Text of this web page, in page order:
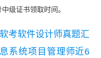
级证书领取时间。
考软件设计师真题汇
息系统项目管理师近6